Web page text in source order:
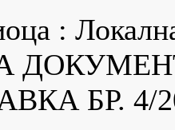
:
БР. 4/